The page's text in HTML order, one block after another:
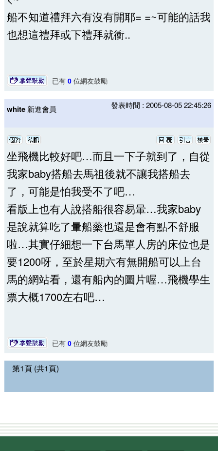
船不知道禮拜六有沒有開耶= =~可能的話我
也想這禮拜或下禮拜就衝..
已有 0位網友鼓勵
white 新進會員 發表時間 : 2005-08-05 22:45:26
坐飛機比較好吧…而且一下子就到了，自從
我家baby搭船去馬祖後就不讓我搭船去
了，可能是怕我受不了吧…
看版上也有人說搭船很容易暈…我家baby
是說就算吃了暈船藥也還是會有點不舒服
啦…其實仔細想一下台馬單人房的床位也是
要1200呀，至於星期六有無開船可以上台
馬的網站看，還有船內的圖片喔…飛機學生
票大概1700左右吧…
已有 0位網友鼓勵
第1頁 (共1頁)